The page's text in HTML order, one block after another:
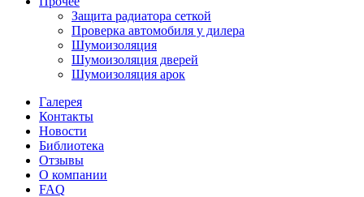
Защита радиатора сеткой
Проверка автомобиля у дилера
Шумоизоляция
Шумоизоляция дверей
Шумоизоляция арок
Галерея
Контакты
Новости
Библиотека
Отзывы
О компании
FAQ